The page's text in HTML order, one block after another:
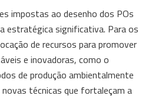
impostas ao desenho dos POs
estratégica significativa. Para os
de recursos para promover
e inovadoras, como o
de produção ambientalmente
técnicas que fortaleçam a